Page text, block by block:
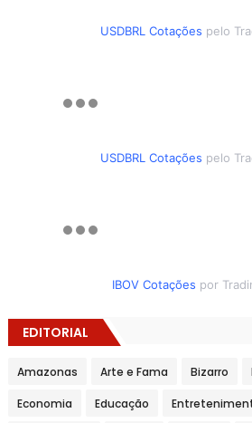
USDBRL Cotações pelo
USDBRL Cotações pelo
IBOV Cotações por
EDITORIAL
Amazonas Arte e Fama Bizarro
Economia Educação